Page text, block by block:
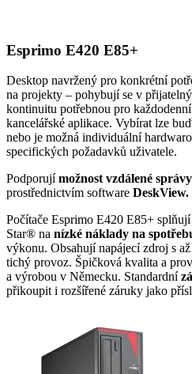
Esprimo E420 E85+
Desktop navržený pro konkrétní
na projekty – pohybují se v
kontinuitu potřebnou pro
kancelářské aplikace. Vybírat lze
nebo je možná individuální
specifických požadavků uživatele.
Podporujímožnost vzdálené správy
prostřednictvím software DeskView.
Počítače Esprimo E420 E85+
Star® na nízké náklady na
výkonu. Obsahují napájecí zdroj s
tichý provoz. Špičková kvalita a
a výrobou v Německu. Standardní
přikoupit i rozšířené záruky jako